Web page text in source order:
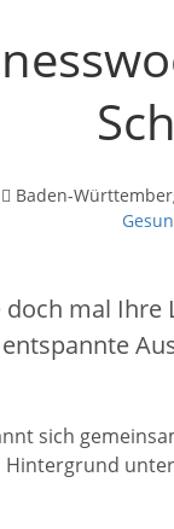
Baden-
doch mal